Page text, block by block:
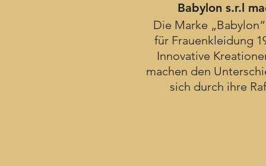
Babylon s.r.l
Die Marke
für Frauenkleidung
Innovative
machen den
sich durch ihre